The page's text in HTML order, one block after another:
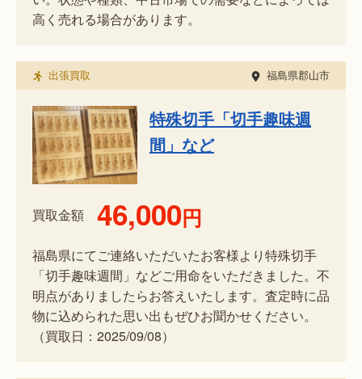
高く売れる場合があります。
出張買取 福島県郡山市
特殊切手「切手趣味週
間」など
買取金額 46,000円
福島県にてご連絡いただいたお客様より特殊切手
「切手趣味週間」などご用命をいただきました。不
明点がありましたらお答えいたします。査定時に品
物に込められた思い出もぜひお聞かせください。
（買取日：2025/09/08）